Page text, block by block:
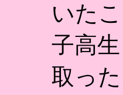
いた
子高
取っ